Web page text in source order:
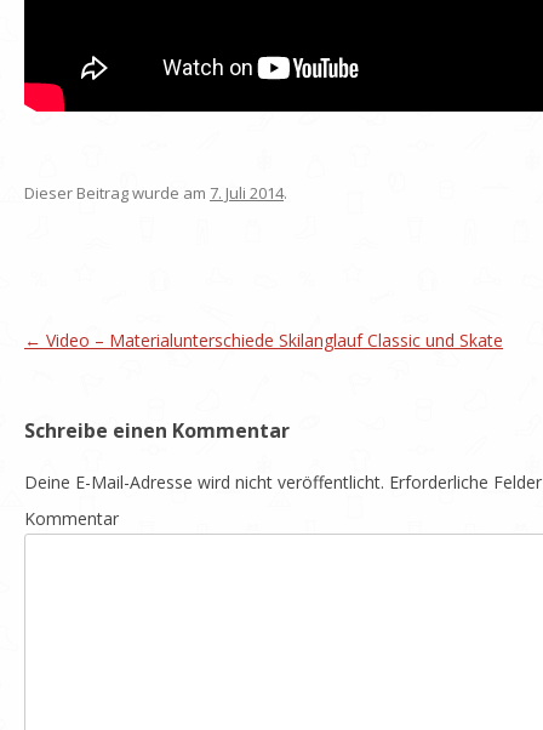
Dieser Beitrag wurde am 7. Juli 2014.
Artikel-Navigation
← Video – Materialunterschiede Skilanglauf Classic und Skate
Schreibe einen Kommentar
Deine E-Mail-Adresse wird nicht veröffentlicht. Erforderliche
Kommentar